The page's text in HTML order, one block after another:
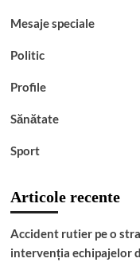
Mesaje speciale
Politic
Profile
Sănătate
Sport
Articole recente
Accident rutier pe o
intervenția echipajelor